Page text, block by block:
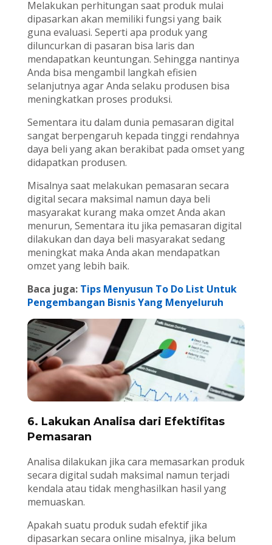
Melakukan perhitungan saat produk mulai
dipasarkan akan memiliki fungsi yang baik
guna evaluasi. Seperti apa produk yang
diluncurkan di pasaran bisa laris dan
mendapatkan keuntungan. Sehingga nantinya
Anda bisa mengambil langkah efisien
selanjutnya agar Anda selaku produsen bisa
meningkatkan proses produksi.
Sementara itu dalam dunia pemasaran digital
sangat berpengaruh kepada tinggi rendahnya
daya beli yang akan berakibat pada omset yang
didapatkan produsen.
Misalnya saat melakukan pemasaran secara
digital secara maksimal namun daya beli
masyarakat kurang maka omzet Anda akan
menurun, Sementara itu jika pemasaran digital
dilakukan dan daya beli masyarakat sedang
meningkat maka Anda akan mendapatkan
omzet yang lebih baik.
Baca juga: Tips Menyusun To Do List Untuk
Pengembangan Bisnis Yang Menyeluruh
6. Lakukan Analisa dari Efektifitas
Pemasaran
Analisa dilakukan jika cara memasarkan produk
secara digital sudah maksimal namun terjadi
kendala atau tidak menghasilkan hasil yang
memuaskan.
Apakah suatu produk sudah efektif jika
dipasarkan secara online misalnya, jika belum